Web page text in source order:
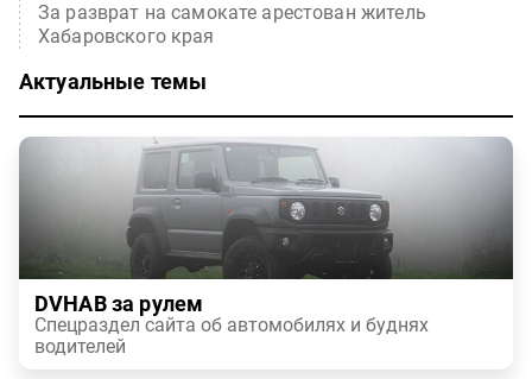
За разврат на самокате арестован житель
Хабаровского края
Актуальные темы
DVHAB за рулем
Спецраздел сайта об автомобилях и буднях
водителей